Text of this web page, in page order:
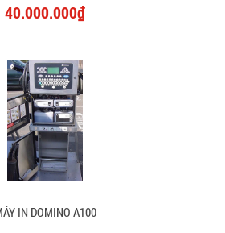
40.000.000₫
IN DOMINO A100